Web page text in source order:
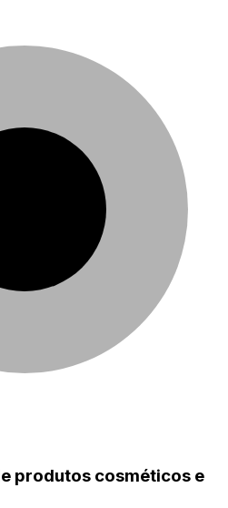
produtos cosméticos e